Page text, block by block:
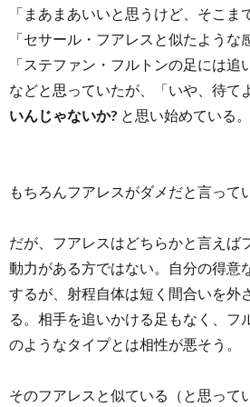
「まあまあいいと思うけど、そこま
「セサール・フアレスと似たような
「ステファン・フルトンの足には追
などと思っていたが、「いや、待て
いんじゃないか? と思い始めている。
もちろんフアレスがダメだと言って
だが、フアレスはどちらかと言えば
動力がある方ではない。自分の得意
するが、射程自体は短く間合いを外
る。相手を追いかける足もなく、フ
のようなタイプとは相性が悪そう。
そのフアレスと似ている（と思って